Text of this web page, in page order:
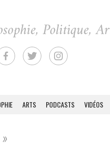
ARTS PODCASTS VIDÉOS